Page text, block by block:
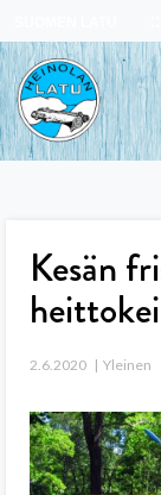
to
content
Kesän
2.6.2020 Yleinen